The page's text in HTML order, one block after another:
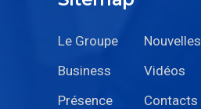
Le Groupe
Nouvelles
Business
Vidéos
Présence
Contacts